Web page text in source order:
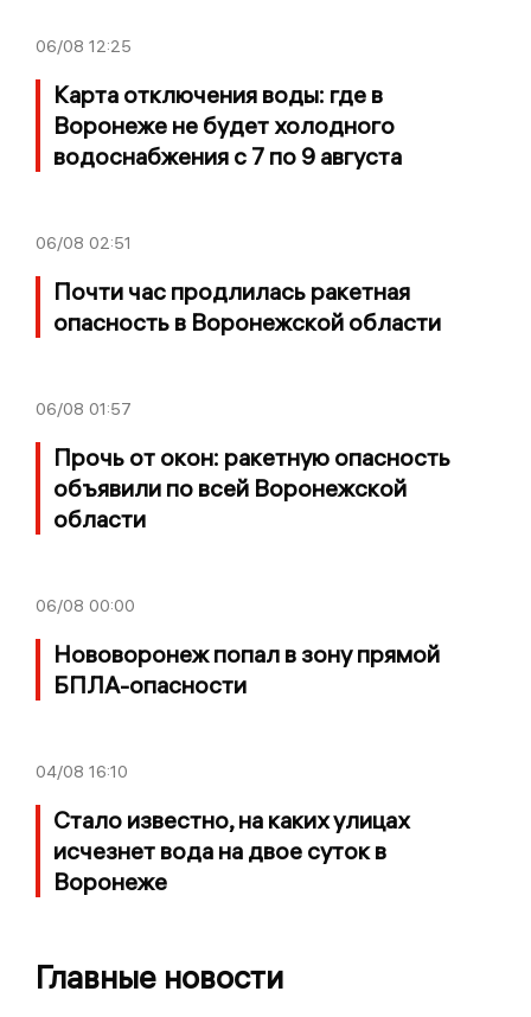
06/08 12:25
Карта отключения воды: где в
Воронеже не будет холодного
водоснабжения с 7 по 9 августа
06/08 02:51
Почти час продлилась ракетная
опасность в Воронежской области
06/08 01:57
Прочь от окон: ракетную опасность
объявили по всей Воронежской
области
06/08 00:00
Нововоронеж попал в зону прямой
БПЛА-опасности
04/08 16:10
Стало известно, на каких улицах
исчезнет вода на двое суток в
Воронеже
Главные новости